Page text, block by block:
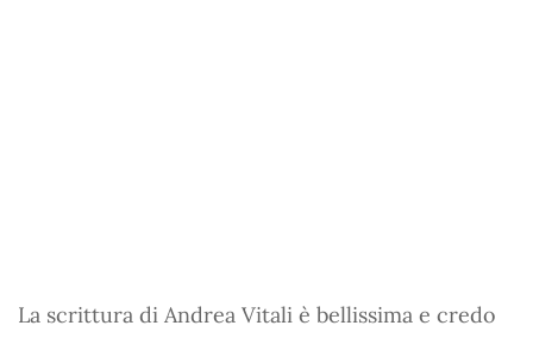
La scrittura di Andrea Vitali è bellissima e credo